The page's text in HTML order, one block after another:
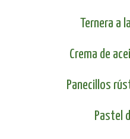
Ternera a
Crema de
Panecillos
Pastel